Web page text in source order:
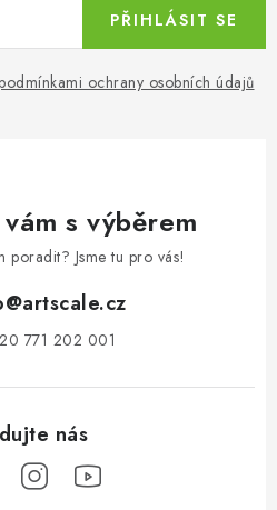
ochrany osobních údajů
PŘIHLÁSIT SE
s výběrem
poradit? Jsme tu pro vás!
@artscale.cz
771 202 001​